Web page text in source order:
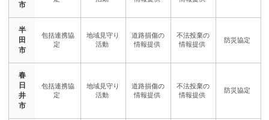
市
半
田
市
春
日
井
市